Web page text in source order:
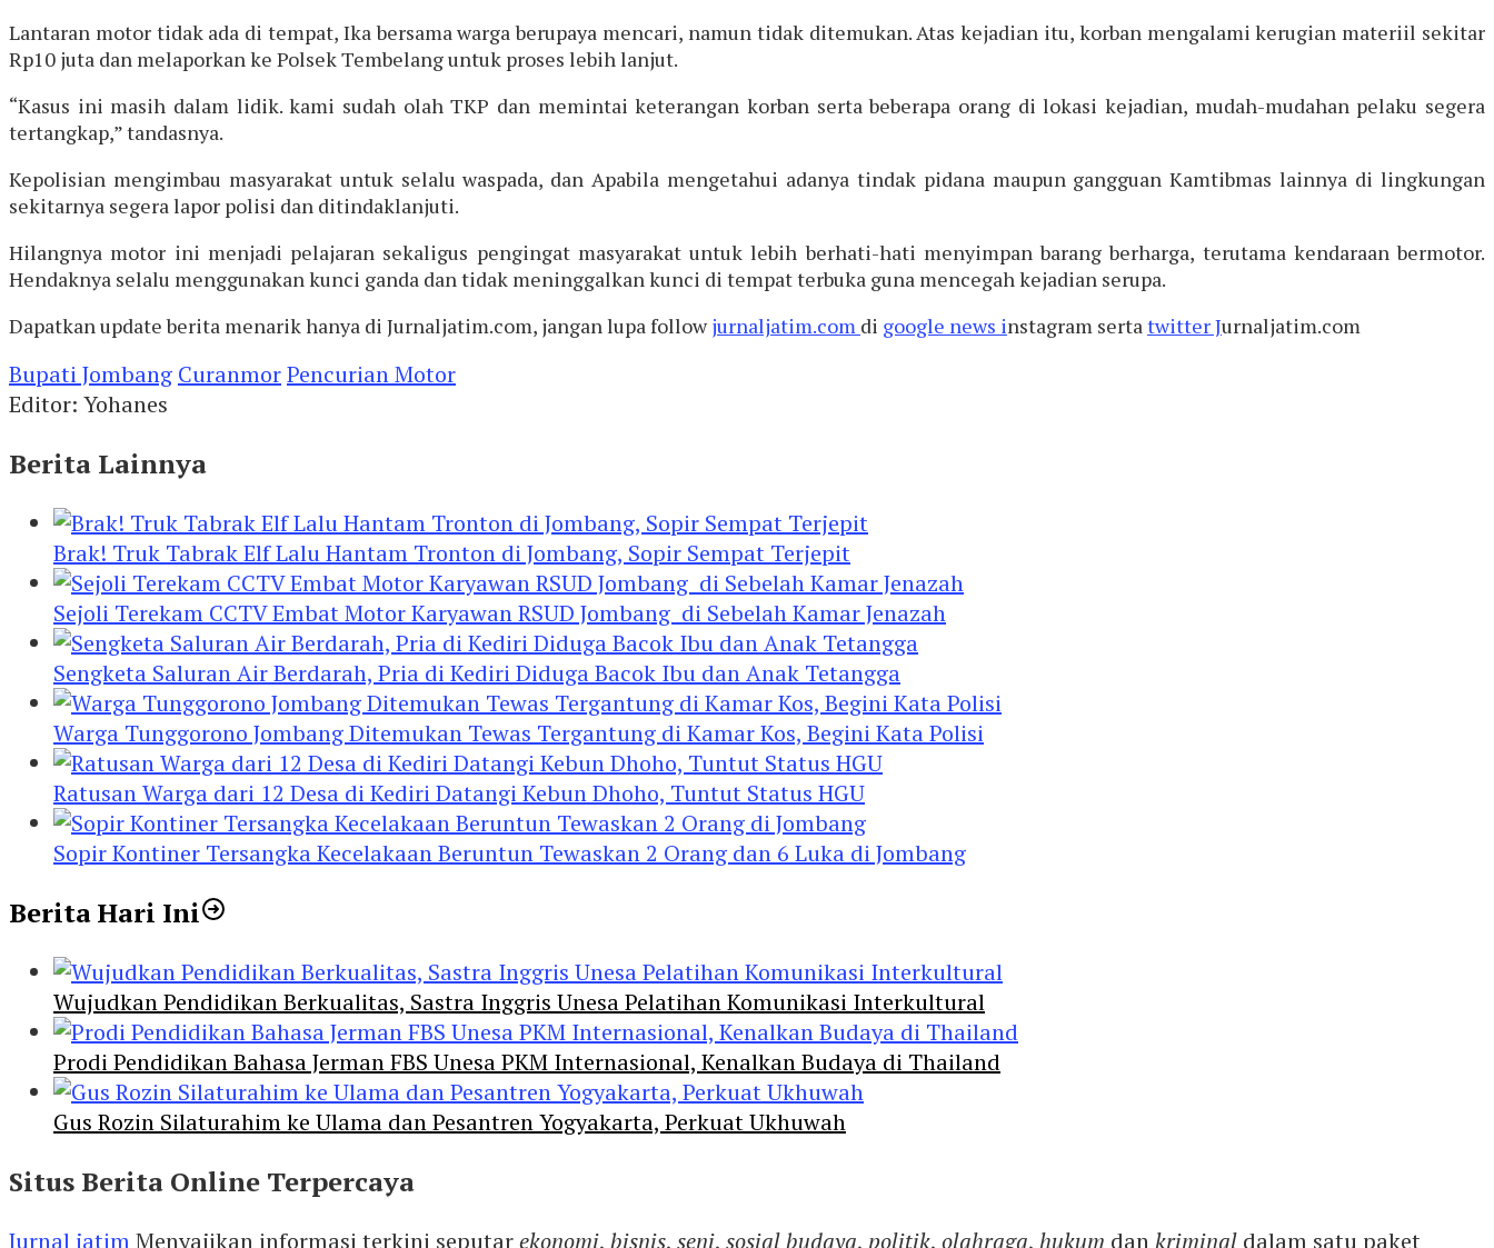
Lantaran motor tidak ada di tempat, Ika bersama warga berupaya mencari, namun tidak ditemukan. Atas kejadian itu, korban mengalami kerugian materiil sekitar
Rp10 juta dan melaporkan ke Polsek Tembelang untuk proses lebih lanjut.
“Kasus ini masih dalam lidik. kami sudah olah TKP dan memintai keterangan korban serta beberapa orang di lokasi kejadian, mudah-mudahan pelaku segera
tertangkap,” tandasnya.
Kepolisian mengimbau masyarakat untuk selalu waspada, dan Apabila mengetahui adanya tindak pidana maupun gangguan Kamtibmas lainnya di lingkungan
sekitarnya segera lapor polisi dan ditindaklanjuti.
Hilangnya motor ini menjadi pelajaran sekaligus pengingat masyarakat untuk lebih berhati-hati menyimpan barang berharga, terutama kendaraan bermotor.
Hendaknya selalu menggunakan kunci ganda dan tidak meninggalkan kunci di tempat terbuka guna mencegah kejadian serupa.
Dapatkan update berita menarik hanya di Jurnaljatim.com, jangan lupa followjurnaljatim.com di google news instagram serta twitter Jurnaljatim.com
Bupati Jombang CuranmorPencurian Motor
Editor: Yohanes
Berita Lainnya
Brak! Truk Tabrak Elf Lalu Hantam Tronton di Jombang, Sopir Sempat Terjepit
Sejoli Terekam CCTV Embat Motor Karyawan RSUD Jombang di Sebelah Kamar Jenazah
Sengketa Saluran Air Berdarah, Pria di Kediri Diduga Bacok Ibu dan Anak Tetangga
Warga Tunggorono Jombang Ditemukan Tewas Tergantung di Kamar Kos, Begini Kata Polisi
Ratusan Warga dari 12 Desa di Kediri Datangi Kebun Dhoho, Tuntut Status HGU
Sopir Kontiner Tersangka Kecelakaan Beruntun Tewaskan 2 Orang dan 6 Luka di Jombang
Berita Hari Ini
Wujudkan Pendidikan Berkualitas, Sastra Inggris Unesa Pelatihan Komunikasi Interkultural
Prodi Pendidikan Bahasa Jerman FBS Unesa PKM Internasional, Kenalkan Budaya di Thailand
Gus Rozin Silaturahim ke Ulama dan Pesantren Yogyakarta, Perkuat Ukhuwah
Situs Berita Online Terpercaya
Jurnal jatim Menyajikan informasi terkini seputarekonomi, bisnis, seni, sosial budaya, politik, olahraga, hukum dan kriminal dalam satu paket